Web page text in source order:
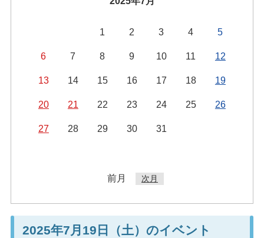
1 2 3 4 5
6 7 8 9 10 11 12
13 14 15 16 17 18 19
20 21 22 23 24 25 26
27 28 29 30 31
前月 次月
2025年7月19日（土）のイベント